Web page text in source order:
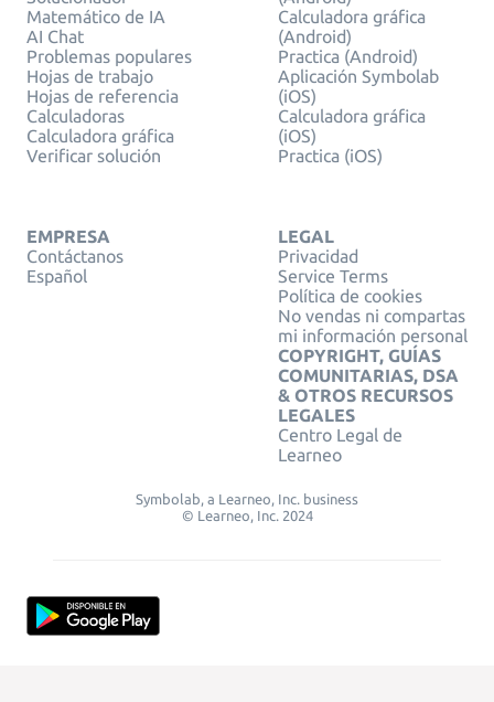
Matemático de IA
AI Chat
Problemas populares
Hojas de trabajo
Hojas de referencia
Calculadoras
Calculadora gráfica
Verificar solución
Calculadora gráfica
(Android)
Practica (Android)
Aplicación Symbolab
(iOS)
Calculadora gráfica
(iOS)
Practica (iOS)
EMPRESA
Contáctanos
Español
LEGAL
Privacidad
Service Terms
Política de cookies
No vendas ni compartas
mi información personal
COPYRIGHT, GUÍAS
COMUNITARIAS, DSA
& OTROS RECURSOS
LEGALES
Centro Legal de
Learneo
Symbolab, a Learneo, Inc. business
© Learneo, Inc. 2024